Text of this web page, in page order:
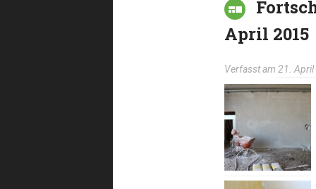
April 2015
Verfasst am 21.